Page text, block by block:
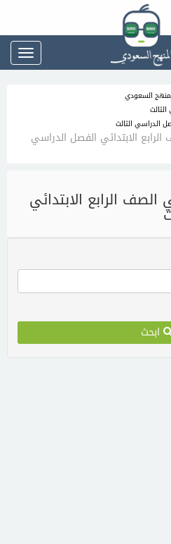
السعودي
الدراسي الثالث
الابتدائي الفصل الدراسي
الرابع الابتدائي
ابحث